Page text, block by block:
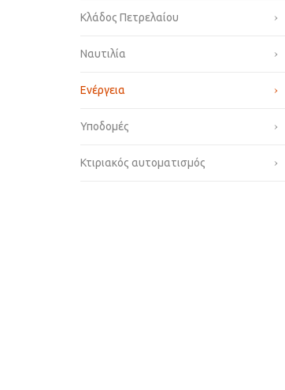
Κλάδος Πετρελαίου
Ναυτιλία
Ενέργεια
Υποδομές
Κτιριακός αυτοματισμός